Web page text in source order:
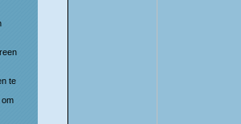
te
om